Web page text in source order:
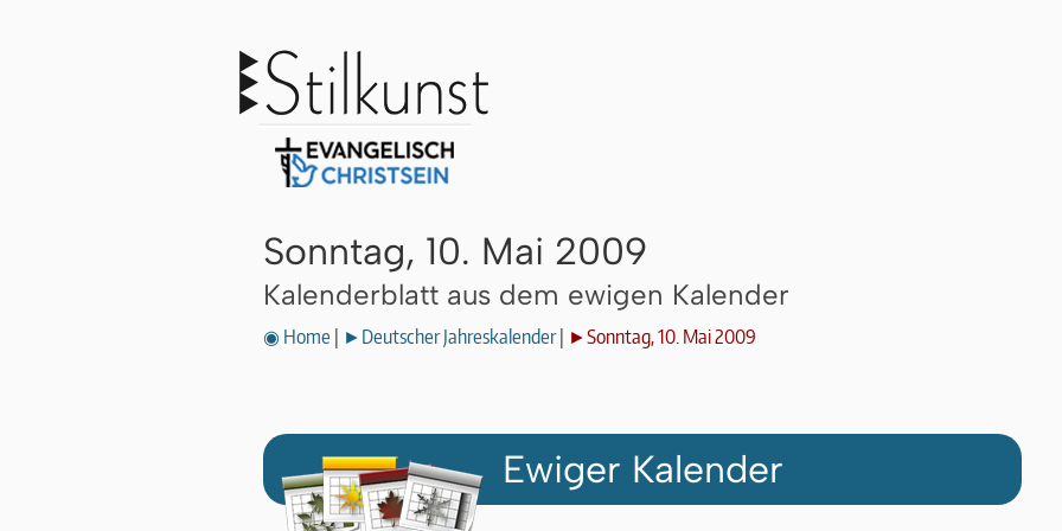
Sonntag, 10. Mai 2009
Kalenderblatt aus dem ewigen Kalender
◉ Home ►Deutscher Jahreskalender| ►Sonntag, 10. Mai 2009
Ewiger Kalender